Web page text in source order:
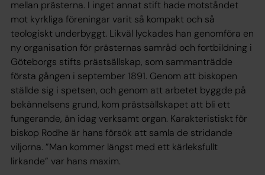
mellan prästerna. I inget annat stift hade motståndet
mot kyrkliga föreningar varit så kompakt och så
teologiskt underbyggt. Likväl lyckades han genomföra en
ny organisation för prästernas samråd och fortbildning i
Göteborgs stifts prästsällskap, som sammanträdde
första gången i september 1891. Genom att biskopen
ställde sig i spetsen, och genom att arbetet byggde på
bekännelsens grund, kom prästsällskapet att bli ett
fungerande, än idag verksamt organ. Karakteristiskt för
biskop Rodhe är hans försök att samla de stridande
viljorna. ”Man kommer längst med ett kärleksfullt
lirkande” var hans maxim.